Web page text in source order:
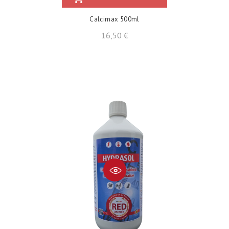
Calcimax 500ml
16,50 €Precio